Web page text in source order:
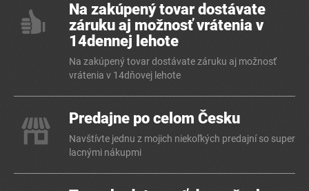
Na zakúpený tovar dostávate
záruku aj možnosť vrátenia v
14dennej lehote
Na zakúpený tovar dostávate záruku aj možnosť
vrátenia v 14dňovej lehote
Predajne po celom Česku
Navštívte jednu z mojich niekoľkých predajní so super
lacnými nákupmi